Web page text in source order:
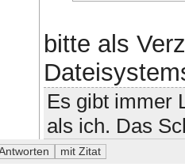
bitte als
Es gibt immer
als ich. Das